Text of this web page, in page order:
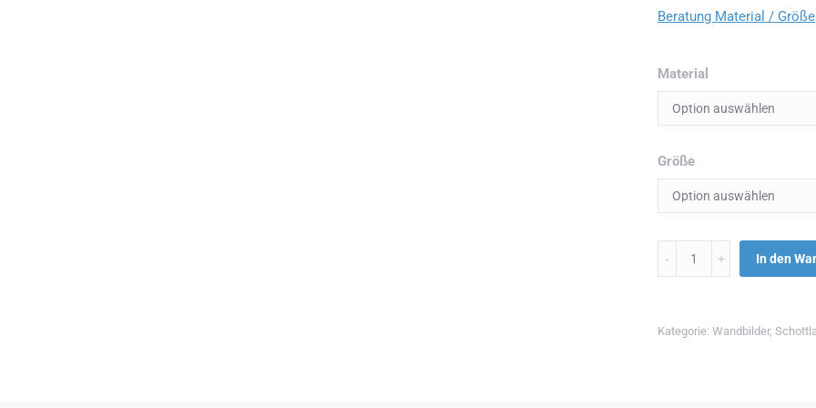
Beratung Material / Größe
Material
Größe
Menge In den
Kategorie: Wandbilder,